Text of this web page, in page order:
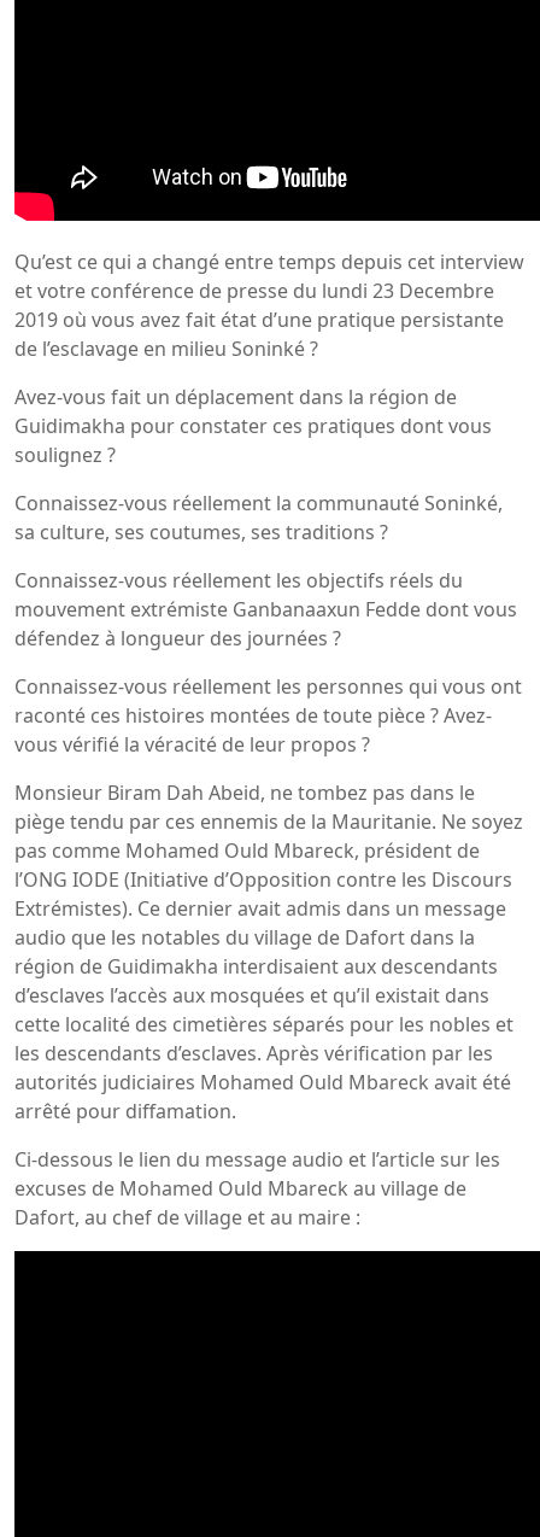
Qu’est ce qui a changé entre temps depuis cet interview
et votre conférence de presse du lundi 23 Decembre
2019 où vous avez fait état d’une pratique persistante
de l’esclavage en milieu Soninké ?
Avez-vous fait un déplacement dans la région de
Guidimakha pour constater ces pratiques dont vous
soulignez ?
Connaissez-vous réellement la communauté Soninké,
sa culture, ses coutumes, ses traditions ?
Connaissez-vous réellement les objectifs réels du
mouvement extrémiste Ganbanaaxun Fedde dont vous
défendez à longueur des journées ?
Connaissez-vous réellement les personnes qui vous ont
raconté ces histoires montées de toute pièce ? Avez-
vous vérifié la véracité de leur propos ?
Monsieur Biram Dah Abeid, ne tombez pas dans le
piège tendu par ces ennemis de la Mauritanie. Ne soyez
pas comme Mohamed Ould Mbareck, président de
l’ONG IODE (Initiative d’Opposition contre les Discours
Extrémistes). Ce dernier avait admis dans un message
audio que les notables du village de Dafort dans la
région de Guidimakha interdisaient aux descendants
d’esclaves l’accès aux mosquées et qu’il existait dans
cette localité des cimetières séparés pour les nobles et
les descendants d’esclaves. Après vérification par les
autorités judiciaires Mohamed Ould Mbareck avait été
arrêté pour diffamation.
Ci-dessous le lien du message audio et l’article sur les
excuses de Mohamed Ould Mbareck au village de
Dafort, au chef de village et au maire :